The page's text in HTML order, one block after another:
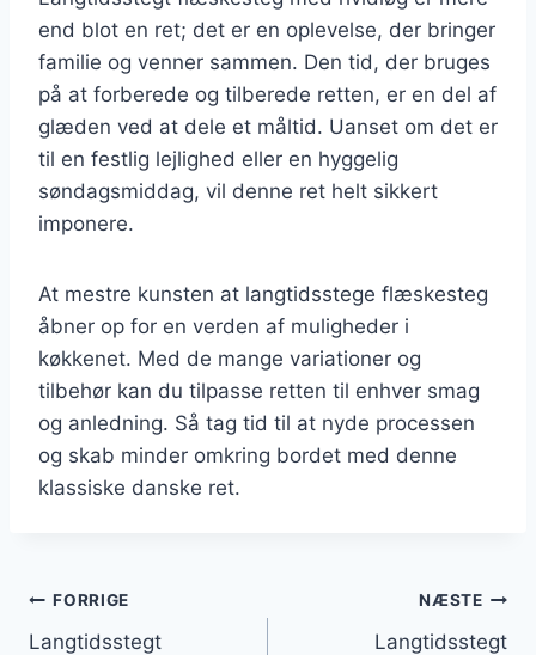
end blot en ret; det er en oplevelse, der bringer
familie og venner sammen. Den tid, der bruges
på at forberede og tilberede retten, er en del af
glæden ved at dele et måltid. Uanset om det er
til en festlig lejlighed eller en hyggelig
søndagsmiddag, vil denne ret helt sikkert
imponere.
At mestre kunsten at langtidsstege flæskesteg
åbner op for en verden af muligheder i
køkkenet. Med de mange variationer og
tilbehør kan du tilpasse retten til enhver smag
og anledning. Så tag tid til at nyde processen
og skab minder omkring bordet med denne
klassiske danske ret.
Indlægsnavigation
FORRIGE
Langtidsstegt
NÆSTE
Langtidsstegt